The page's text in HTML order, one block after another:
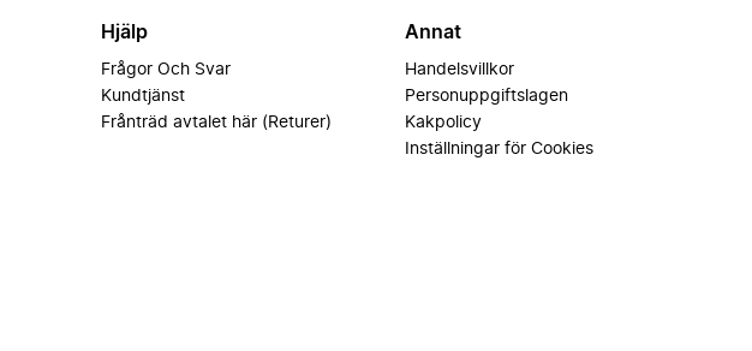
Hjälp
Frågor Och Svar
Kundtjänst
Frånträd avtalet här (Returer)
Annat
Handelsvillkor
Personuppgiftslagen
Kakpolicy
Inställningar för Cookies